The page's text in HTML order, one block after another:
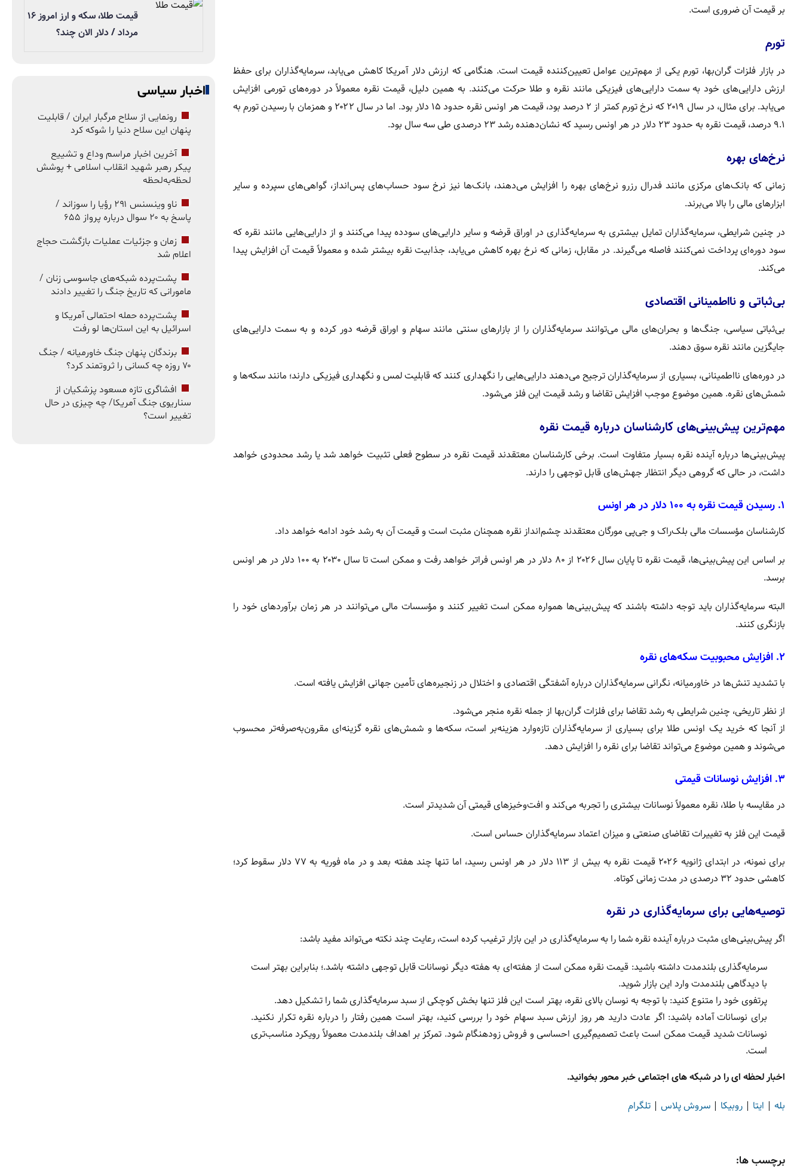
بر قیمت آن ضروری است.
تو‌رم
در بازار فلزات گران‌بها، تورم یکی از مهم‌ترین عوامل تعیین‌کننده قیمت است. هنگامی که ارزش دلار آمریکا کاهش می‌یابد، سرمایه‌گذاران برای حفظ
ارزش دارایی‌های خود به سمت دارایی‌های فیزیکی مانند نقره و طلا حرکت می‌کنند. به همین دلیل، قیمت نقره معمولاً در دوره‌های تورمی افزایش
می‌یابد. برای مثال، در سال ۲۰۱۹ که نرخ تورم کمتر از ۲ درصد بود، قیمت هر اونس نقره حدود ۱۵ دلار بود. اما در سال ۲۰۲۲ و همزمان با رسیدن تورم به
۹.۱ درصد، قیمت نقره به حدود ۲۳ دلار در هر اونس رسید که نشان‌دهنده رشد ۲۳ درصدی طی سه سال بود.
نرخ‌های بهره
زمانی که بانک‌های مرکزی مانند فدرال رزرو نرخ‌های بهره را افزایش می‌دهند، بانک‌ها نیز نرخ سود حساب‌های پس‌انداز، گواهی‌های سپرده و سایر
ابزار‌های مالی را بالا می‌برند.
در چنین شرایطی، سرمایه‌گذاران تمایل بیشتری به سرمایه‌گذاری در اوراق قرضه و سایر دارایی‌های سودده پیدا می‌کنند و از دارایی‌هایی مانند نقره که
سود دوره‌ای پرداخت نمی‌کنند فاصله می‌گیرند. در مقابل، زمانی که نرخ بهره کاهش می‌یابد، جذابیت نقره بیشتر شده و معمولاً قیمت آن افزایش پیدا
می‌کند.
بی‌ثباتی و نااطمینانی اقتصادی
بی‌ثباتی سیاسی، جنگ‌ها و بحران‌های مالی می‌توانند سرمایه‌گذاران را از بازار‌های سنتی مانند سهام و اوراق قرضه دور کرده و به سمت دارایی‌های
جایگزین مانند نقره سوق دهند.
در دوره‌های نااطمینانی، بسیاری از سرمایه‌گذاران ترجیح می‌دهند دارایی‌هایی را نگهداری کنند که قابلیت لمس و نگهداری فیزیکی دارند؛ مانند سکه‌ها و
شمش‌های نقره. همین موضوع موجب افزایش تقاضا و رشد قیمت این فلز می‌شود.
مهم‌ترین پیش‌بینی‌های کارشناسان درباره قیمت نقره
پیش‌بینی‌ها درباره آینده نقره بسیار متفاوت است. برخی کارشناسان معتقدند قیمت نقره در سطوح فعلی تثبیت خواهد شد یا رشد محدودی خواهد
داشت، در حالی که گروهی دیگر انتظار جهش‌های قابل توجهی را دارند.
۱. رسیدن قیمت نقره به ۱۰۰ دلار در هر اونس
کارشناسان مؤسسات مالی بلک‌راک و جی‌پی مورگان معتقدند چشم‌انداز نقره همچنان مثبت است و قیمت آن به رشد خود ادامه خواهد داد.
بر اساس این پیش‌بینی‌ها، قیمت نقره تا پایان سال ۲۰۲۶ از ۸۰ دلار در هر اونس فراتر خواهد رفت و ممکن است تا سال ۲۰۳۰ به ۱۰۰ دلار در هر اونس
برسد.
البته سرمایه‌گذاران باید توجه داشته باشند که پیش‌بینی‌ها همواره ممکن است تغییر کنند و مؤسسات مالی می‌توانند در هر زمان برآورد‌های خود را
بازنگری کنند.
۲. افزایش محبوبیت سکه‌های نقره
با تشدید تنش‌ها در خاورمیانه، نگرانی سرمایه‌گذاران درباره آشفتگی اقتصادی و اختلال در زنجیره‌های تأمین جهانی افزایش یافته است.
از نظر تاریخی، چنین شرایطی به رشد تقاضا برای فلزات گران‌بها از جمله نقره منجر می‌شود.
از آنجا که خرید یک اونس طلا برای بسیاری از سرمایه‌گذاران تازه‌وارد هزینه‌بر است، سکه‌ها و شمش‌های نقره گزینه‌ای مقرون‌به‌صرفه‌تر محسوب
می‌شوند و همین موضوع می‌تواند تقاضا برای نقره را افزایش دهد.
۳. افزایش نوسانات قیمتی
در مقایسه با طلا، نقره معمولاً نوسانات بیشتری را تجربه می‌کند و افت‌وخیز‌های قیمتی آن شدیدتر است.
قیمت این فلز به تغییرات تقاضای صنعتی و میزان اعتماد سرمایه‌گذاران حساس است.
برای نمونه، در ابتدای ژانویه ۲۰۲۶ قیمت نقره به بیش از ۱۱۳ دلار در هر اونس رسید، اما تنها چند هفته بعد و در ماه فوریه به ۷۷ دلار سقوط کرد؛
کاهشی حدود ۳۲ درصدی در مدت زمانی کوتاه.
توصیه‌هایی برای سرمایه‌گذاری در نقره
اگر پیش‌بینی‌های مثبت درباره آینده نقره شما را به سرمایه‌گذاری در این بازار ترغیب کرده است، رعایت چند نکته می‌تواند مفید باشد:
سرمایه‌گذاری بلندمدت داشته باشید: قیمت نقره ممکن است از هفته‌ای به هفته دیگر نوسانات قابل توجهی داشته باشد.؛ بنابراین بهتر است
با دیدگاهی بلندمدت وارد این بازار شوید.
پرتفوی خود را متنوع کنید: با توجه به نوسان بالای نقره، بهتر است این فلز تنها بخش کوچکی از سبد سرمایه‌گذاری شما را تشکیل دهد.
برای نوسانات آماده باشید: اگر عادت دارید هر روز ارزش سبد سهام خود را بررسی کنید، بهتر است همین رفتار را درباره نقره تکرار نکنید.
نوسانات شدید قیمت ممکن است باعث تصمیم‌گیری احساسی و فروش زودهنگام شود. تمرکز بر اهداف بلندمدت معمولاً رویکرد مناسب‌تری
است.
اخبار لحظه ای را در شبکه های اجتماعی خبر محور بخوانید.
بله | ایتا | روبیکا | سروش پلاس | تلگرام
برچسب ها:
قیمت طلا، سکه و ارز امروز ۱۶
مرداد / دلار الان چند؟
اخبار سیاسی
رونمایی از سلاح مرگبار ایران / قابلیت
پنهان این سلاح دنیا را شوکه کرد
آخرین اخبار مراسم وداع و تشییع
پیکر رهبر شهید انقلاب اسلامی + پوشش
لحظه‌به‌لحظه
ناو وینسنس ۲۹۱ رؤیا را سوزاند /
پاسخ به ۲۰ سوال درباره پرواز ۶۵۵
زمان و جزئیات عملیات بازگشت حجاج
اعلام شد
پشت‌پرده شبکه‌های جاسوسی زنان /
مامورانی که تاریخ جنگ را تغییر دادند
پشت‌پرده حمله احتمالی آمریکا و
اسرائیل به این استان‌ها لو رفت
برندگان پنهان جنگ خاورمیانه / جنگ
۷۰ روزه چه کسانی را ثروتمند کرد؟
افشاگری تازه مسعود پزشکیان از
سناریوی جنگ آمریکا/ چه چیزی در حال
تغییر است؟